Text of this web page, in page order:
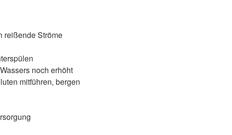
reißende Ströme
noch erhöht
mitführen, bergen